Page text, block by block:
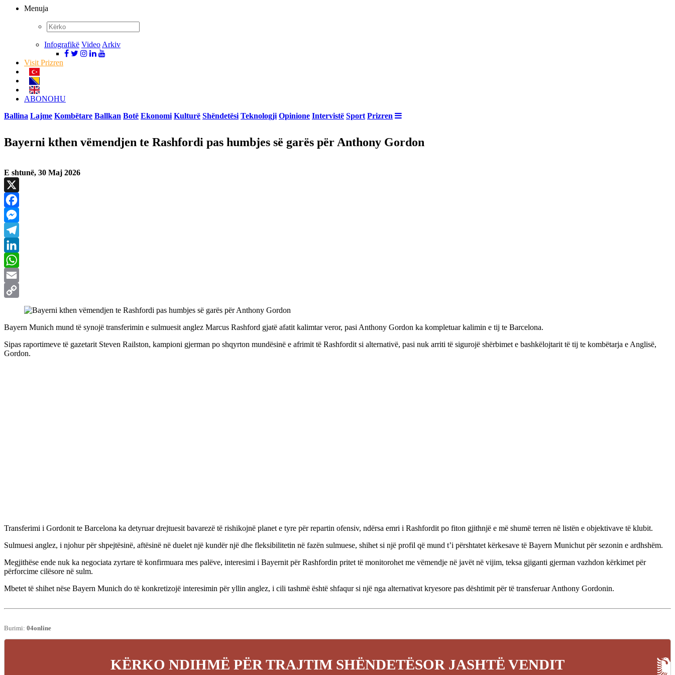
Menuja
Infografikë Video Arkiv
Visit Prizren
ABONOHU
Ballina Lajme Kombëtare Ballkan Botë Ekonomi Kulturë Shëndetësi Teknologji Opinione Intervistë Sport Prizren
Bayerni kthen vëmendjen te Rashfordi pas humbjes së garës për Anthony Gordon
E shtunë, 30 Maj 2026
X
Facebook
Messenger
Telegram
LinkedIn
WhatsApp
Email
Bayern Munich mund të synojë transferimin e sulmuesit anglez Marcus Rashford gjatë afatit kalimtar veror, pasi Anthony Gordon ka kompletuar kalimin e tij te Barcelona.
Sipas raportimeve të gazetarit Steven Railston, kampioni gjerman po shqyrton mundësinë e afrimit të Rashfordit si alternativë, pasi nuk arriti të sigurojë shërbimet e bashkëlojtarit të tij te kombëtarja e Anglisë,
Gordon.
Transferimi i Gordonit te Barcelona ka detyruar drejtuesit bavarezë të rishikojnë planet e tyre për repartin ofensiv, ndërsa emri i Rashfordit po fiton gjithnjë e më shumë terren në listën e objektivave të klubit.
Sulmuesi anglez, i njohur për shpejtësinë, aftësinë në duelet një kundër një dhe fleksibilitetin në fazën sulmuese, shihet si një profil që mund t’i përshtatet kërkesave të Bayern Munichut për sezonin e ardhshëm.
Megjithëse ende nuk ka negociata zyrtare të konfirmuara mes palëve, interesimi i Bayernit për Rashfordin pritet të monitorohet me vëmendje në javët në vijim, teksa gjiganti gjerman vazhdon kërkimet për
përforcime cilësore në sulm.
Mbetet të shihet nëse Bayern Munich do të konkretizojë interesimin për yllin anglez, i cili tashmë është shfaqur si një nga alternativat kryesore pas dështimit për të transferuar Anthony Gordonin.
Burimi: 04online
KËRKO NDIHMË PËR TRAJTIM SHËNDETËSOR JASHTË VENDIT